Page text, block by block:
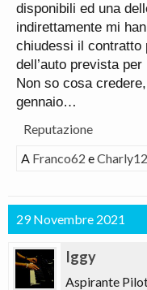
disponibili ed una
indirettamente mi
chiudessi il contratto
dell’auto prevista per
Non so cosa
gennaio…
Reputazione
A Franco62 eCharly12
29 Novembre 2021
Iggy
Aspirante